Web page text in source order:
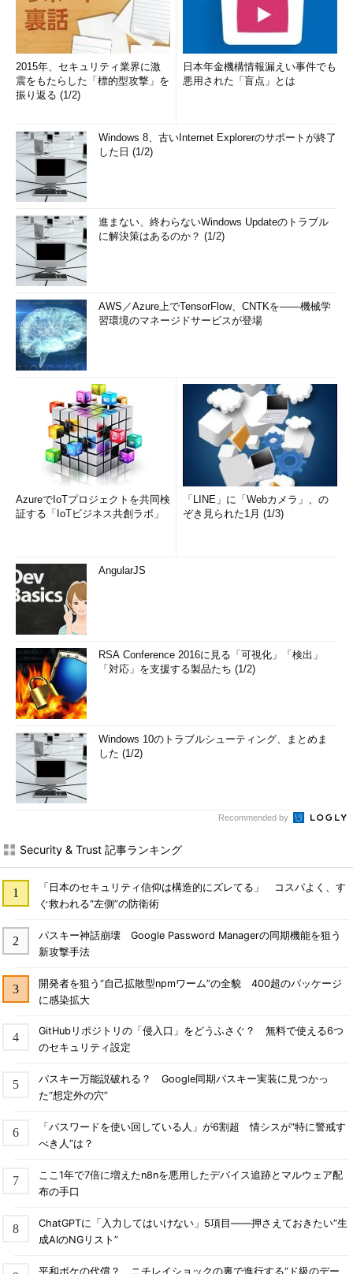
2015年、セキュリティ業界に激
震をもたらした「標的型攻撃」を
振り返る (1/2)
日本年金機構情報漏えい事件でも
悪用された「盲点」とは
Windows 8、古いInternet Explorerのサポートが終了
した日 (1/2)
進まない、終わらないWindows Updateのトラブル
に解決策はあるのか？ (1/2)
AWS／Azure上でTensorFlow、CNTKを――機械学
習環境のマネージドサービスが登場
AzureでIoTプロジェクトを共同検
証する「IoTビジネス共創ラボ」
「LINE」に「Webカメラ」、の
ぞき見られた1月 (1/3)
AngularJS
RSA Conference 2016に見る「可視化」「検出」
「対応」を支援する製品たち (1/2)
Windows 10のトラブルシューティング、まとめま
した (1/2)
Recommended by
Security & Trust 記事ランキング
「日本のセキュリティ信仰は構造的にズレてる」 コスパよく、す
ぐ救われる“左側”の防衛術
パスキー神話崩壊 Google Password Managerの同期機能を狙う
新攻撃手法
開発者を狙う“自己拡散型npmワーム”の全貌 400超のパッケージ
に感染拡大
GitHubリポジトリの「侵入口」をどうふさぐ？ 無料で使える6つ
のセキュリティ設定
パスキー万能説破れる？ Google同期パスキー実装に見つかっ
た“想定外の穴”
「パスワードを使い回している人」が6割超 情シスが“特に警戒す
べき人”は？
ここ1年で7倍に増えたn8nを悪用したデバイス追跡とマルウェア配
布の手口
ChatGPTに「入力してはいけない」5項目――押さえておきたい“生
成AIのNGリスト”
平和ボケの代償？ ニチレイショックの裏で進行する“ド級のデー